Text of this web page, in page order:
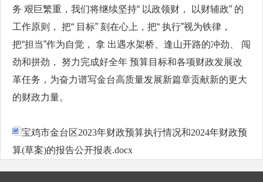
务 艰巨繁重，我们将继续坚持“ 以政领财， 以财辅政” 的
工作原则， 把“ 目标” 刻在心上，把“ 执行”视为铁律，
把“担当”作为自觉， 拿 出遇水架桥、逢山开路的冲劲、 闯
劲和拼劲， 努力完成好全年 预算目标和各项财政发展改
革任务，为奋力谱写金台高质量发展新篇章贡献新的更大
的财政力量。
宝鸡市金台区2023年财政预算执行情况和2024年财政预
算(草案)的报告公开报表.docx